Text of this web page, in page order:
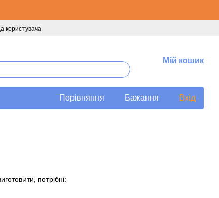
користувача
Мій кошик
Порівняння Бажання Вхід
потрібні: